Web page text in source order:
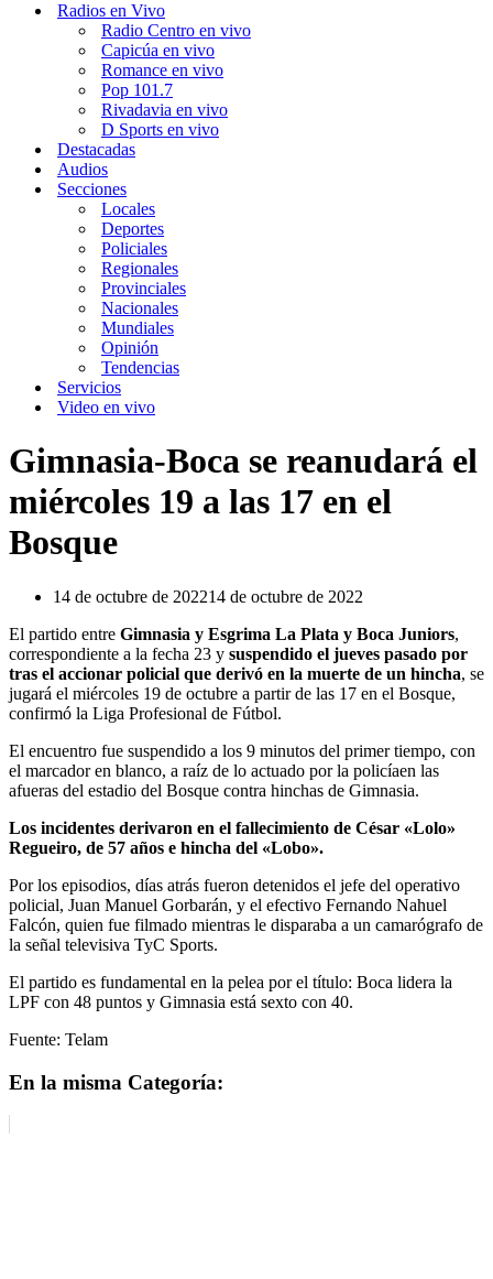
navegaciónRadios en Vivo
Radio Centro en vivo
Capicúa en vivo
Romance en vivo
Pop 101.7
Rivadavia en vivo
D Sports en vivo
Destacadas
Audios
Secciones
Locales
Deportes
Policiales
Regionales
Provinciales
Nacionales
Mundiales
Opinión
Tendencias
Servicios
Video en vivo
Gimnasia-Boca se reanudará el
miércoles 19 a las 17 en el
Bosque
14 de octubre de 202214 de octubre de 2022
El partido entre Gimnasia y Esgrima La Plata y Boca Juniors,
correspondiente a la fecha 23 y suspendido el jueves pasado por
tras el accionar policial que derivó en la muerte de un hincha, se
jugará el miércoles 19 de octubre a partir de las 17 en el Bosque,
confirmó la Liga Profesional de Fútbol.
El encuentro fue suspendido a los 9 minutos del primer tiempo, con
el marcador en blanco, a raíz de lo actuado por la policíaen las
afueras del estadio del Bosque contra hinchas de Gimnasia.
Los incidentes derivaron en el fallecimiento de César «Lolo»
Regueiro, de 57 años e hincha del «Lobo».
Por los episodios, días atrás fueron detenidos el jefe del operativo
policial, Juan Manuel Gorbarán, y el efectivo Fernando Nahuel
Falcón, quien fue filmado mientras le disparaba a un camarógrafo de
la señal televisiva TyC Sports.
El partido es fundamental en la pelea por el título: Boca lidera la
LPF con 48 puntos y Gimnasia está sexto con 40.
Fuente: Telam
En la misma Categoría: